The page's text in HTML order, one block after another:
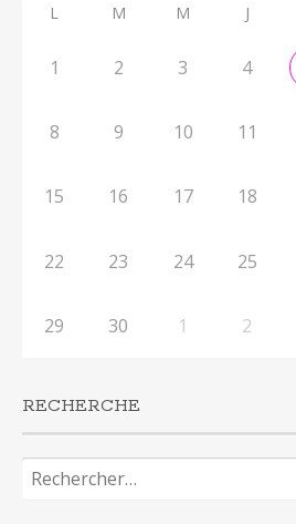
L M M J
1 2 3 4
8 9 10 11
15 16 17 18
22 23 24 25
29 30 1 2
RECHERCHE
Rechercher :